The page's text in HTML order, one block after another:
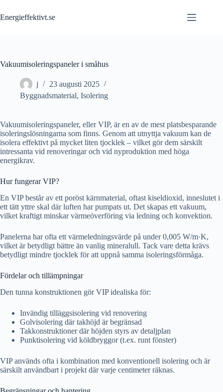
to
content
Energieffektivt.se
Vakuumisoleringspaneler i småhus
j
23 augusti 2025
Byggnadsmaterial, Isolering
Vakuumisoleringspaneler, eller VIP, är en av de mest platsbesparande
isoleringslösningarna som finns. Genom att utnyttja vakuum kan de
isolera effektivt på mycket liten tjocklek – vilket gör dem särskilt
intressanta vid renoveringar och vid nyproduktion med höga
energikrav.
Hur fungerar VIP?
En VIP består av ett poröst kärnmaterial, oftast kiseldioxid, inneslutet i
ett tätt yttre skal där luften har pumpats ut. Det skapas ett vakuum,
vilket kraftigt minskar värmeöverföring via ledning och konvektion.
Panelerna har ofta ett värmeledningsvärde på under 0,005 W/m·K,
vilket är betydligt bättre än vanlig mineralull. Tack vare detta krävs
betydligt mindre tjocklek för att uppnå samma isoleringsförmåga.
Fördelar och tillämpningar
Den tunna konstruktionen gör VIP idealiska för:
Invändig tilläggsisolering vid renovering
Golvisolering där takhöjd är begränsad
Takkonstruktioner där höjden styrs av detaljplan
Punktisolering vid köldbryggor (t.ex. runt fönster)
VIP används ofta i kombination med konventionell isolering och är
särskilt användbart i projekt där varje centimeter räknas.